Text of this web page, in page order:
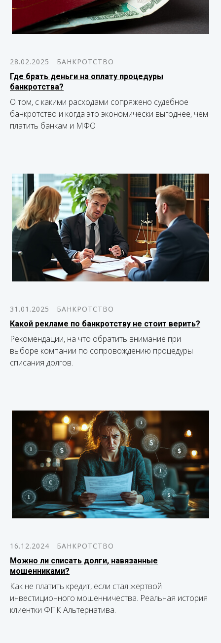
28.02.2025
БАНКРОТСТВО
Где брать деньги на оплату процедуры
банкротства?
О том, с какими расходами сопряжено судебное
банкротство и когда это экономически выгоднее, чем
платить банкам и МФО
31.01.2025
БАНКРОТСТВО
Какой рекламе по банкротству не стоит верить?
Рекомендации, на что обратить внимание при
выборе компании по сопровождению процедуры
списания долгов.
16.12.2024
БАНКРОТСТВО
Можно ли списать долги, навязанные
мошенниками?
Как не платить кредит, если стал жертвой
инвестиционного мошенничества. Реальная история
клиентки ФПК Альтернатива.